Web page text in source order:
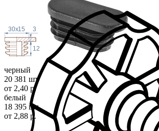
3
12
30x15
черный
20 381 шт
от 2,40 р.
белый
18 395 шт
от 2,88 р.